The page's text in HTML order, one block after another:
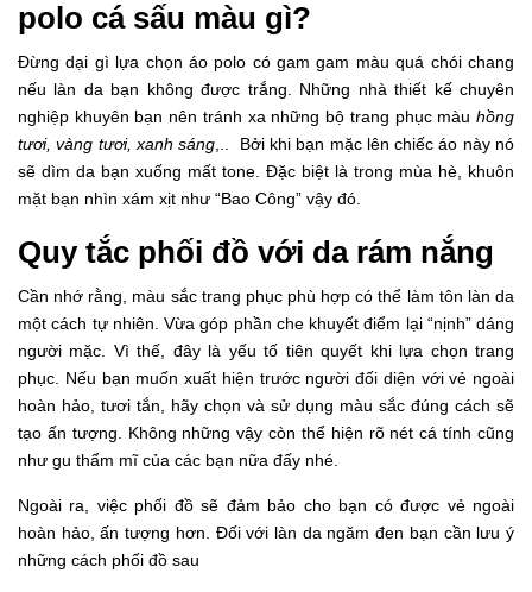
polo cá sấu màu gì?
Đừng dại gì lựa chọn áo polo có gam gam màu quá chói chang
nếu làn da bạn không được trắng. Những nhà thiết kế chuyên
nghiệp khuyên bạn nên tránh xa những bộ trang phục màu hồng
tươi, vàng tươi, xanh sáng ,.. Bởi khi bạn mặc lên chiếc áo này nó
sẽ dìm da bạn xuống mất tone. Đặc biệt là trong mùa hè, khuôn
mặt bạn nhìn xám xịt như “Bao Công” vậy đó.
Quy tắc phối đồ với da rám nắng
Cần nhớ rằng, màu sắc trang phục phù hợp có thể làm tôn làn da
một cách tự nhiên. Vừa góp phần che khuyết điểm lại “nịnh” dáng
người mặc. Vì thế, đây là yếu tố tiên quyết khi lựa chọn trang
phục. Nếu bạn muốn xuất hiện trước người đối diện với vẻ ngoài
hoàn hảo, tươi tắn, hãy chọn và sử dụng màu sắc đúng cách sẽ
tạo ấn tượng. Không những vậy còn thể hiện rõ nét cá tính cũng
như gu thẩm mĩ của các bạn nữa đấy nhé.
Ngoài ra, việc phối đồ sẽ đảm bảo cho bạn có được vẻ ngoài
hoàn hảo, ấn tượng hơn. Đối với làn da ngăm đen bạn cần lưu ý
những cách phối đồ sau